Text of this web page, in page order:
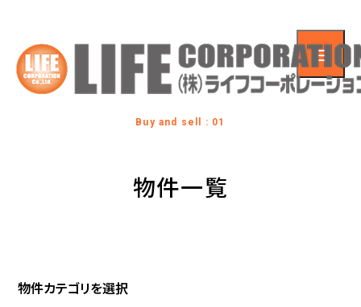
Buy and sell : 01
物件一覧
物件カテゴリを選択